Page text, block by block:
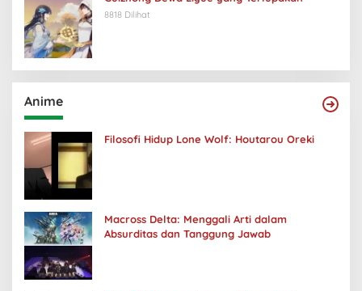
8818 Dilihat
Anime
Filosofi Hidup Lone Wolf: Houtarou Oreki
Macross Delta: Menggali Arti dalam
Absurditas dan Tanggung Jawab